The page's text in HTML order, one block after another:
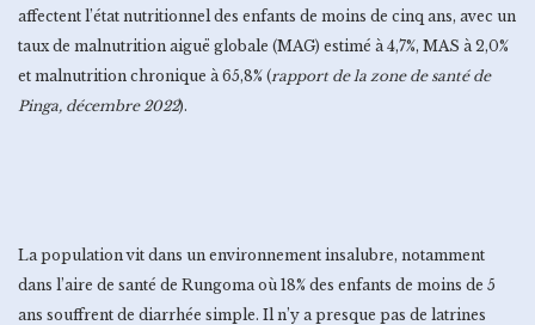
affectent l’état nutritionnel des enfants de moins de cinq ans, avec un
taux de malnutrition aiguë globale (MAG) estimé à 4,7%, MAS à 2,0%
et malnutrition chronique à 65,8% (rapport de la zone de santé de
Pinga, décembre 2022).
La population vit dans un environnement insalubre, notamment
dans l’aire de santé de Rungoma où 18% des enfants de moins de 5
ans souffrent de diarrhée simple. Il n’y a presque pas de latrines